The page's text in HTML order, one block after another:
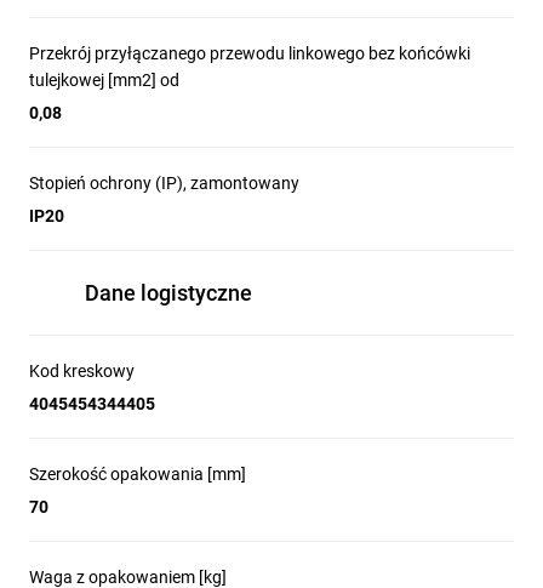
Przekrój przyłączanego przewodu linkowego bez końcówki
tulejkowej [mm2] od
0,08
Stopień ochrony (IP), zamontowany
IP20
Dane logistyczne
Kod kreskowy
4045454344405
Szerokość opakowania [mm]
70
Waga z opakowaniem [kg]